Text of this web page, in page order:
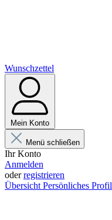
Wunschzettel
Mein Konto
Menü schließen
Ihr Konto
Anmelden
oderregistrieren
Übersicht Persönliches Profil